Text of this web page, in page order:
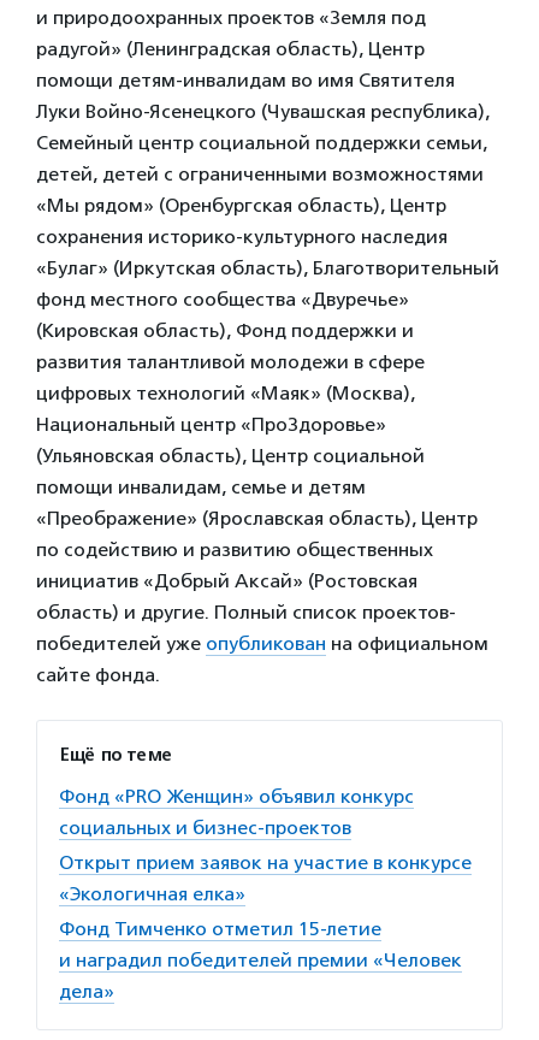
и природоохранных проектов «Земля под
радугой» (Ленинградская область), Центр
помощи детям-инвалидам во имя Святителя
Луки Войно-Ясенецкого (Чувашская республика),
Семейный центр социальной поддержки семьи,
детей, детей с ограниченными возможностями
«Мы рядом» (Оренбургская область), Центр
сохранения историко-культурного наследия
«Булаг» (Иркутская область), Благотворительный
фонд местного сообщества «Двуречье»
(Кировская область), Фонд поддержки и
развития талантливой молодежи в сфере
цифровых технологий «Маяк» (Москва),
Национальный центр «ПроЗдоровье»
(Ульяновская область), Центр социальной
помощи инвалидам, семье и детям
«Преображение» (Ярославская область), Центр
по содействию и развитию общественных
инициатив «Добрый Аксай» (Ростовская
область) и другие. Полный список проектов-
победителей уже опубликован на официальном
сайте фонда.
Ещё по теме
Фонд «PRO Женщин» объявил конкурс
социальных и бизнес-проектов
Открыт прием заявок на участие в конкурсе
«Экологичная елка»
Фонд Тимченко отметил 15-летие
и наградил победителей премии «Человек
дела»